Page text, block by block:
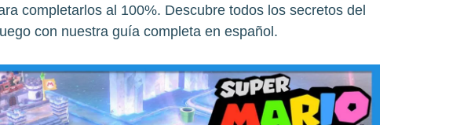
completarlos al 100%. Descubre todos los secretos del
con nuestra guía completa en español.